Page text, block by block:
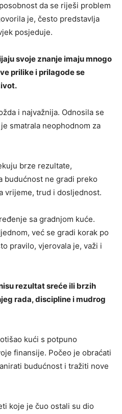
da se riješi problem
je, često predstavlja
posjeduje.
svoje znanje imaju mnogo
prilike i prilagode se
i najvažnija. Odnosila se
smatrala neophodnom za
brze rezultate,
budućnost ne gradi preko
vrijeme, trud i dosljednost.
sa gradnjom kuće.
već se gradi korak po
pravilo, vjerovala je, važi i
rezultat sreće ili brzih
rada, discipline i mudrog
kući s potpuno
finansije. Počeo je obraćati
budućnost i tražiti nove
koje je čuo ostali su dio